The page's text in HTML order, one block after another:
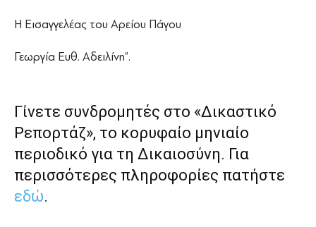
Η Εισαγγελέας του Αρείου Πάγου
Γεωργία Ευθ. Αδειλίνη”.
Γίνετε συνδρομητές στο «Δικαστικό
Ρεπορτάζ», το κορυφαίο μηνιαίο
περιοδικό για τη Δικαιοσύνη. Για
περισσότερες πληροφορίες πατήστε
εδώ.